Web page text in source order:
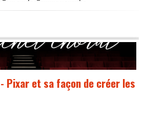
Pixar et sa façon de créer les